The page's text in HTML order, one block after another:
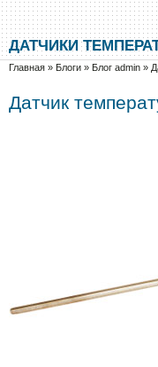
Перейти к основному
Skip to search
ДАТЧИКИ
Вы здесь
Главная » Блоги » Блог admin »
Датчик